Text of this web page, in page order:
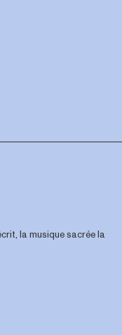
la musique sacrée la